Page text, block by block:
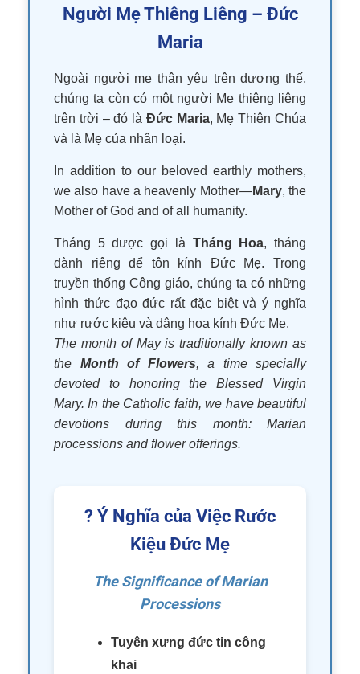
Người Mẹ Thiêng Liêng – Đức
Maria
Ngoài người mẹ thân yêu trên dương thế,
chúng ta còn có một người Mẹ thiêng liêng
trên trời – đó là Đức Maria, Mẹ Thiên Chúa
và là Mẹ của nhân loại.
In addition to our beloved earthly mothers,
we also have a heavenly Mother—Mary, the
Mother of God and of all humanity.
Tháng 5 được gọi là Tháng Hoa, tháng
dành riêng để tôn kính Đức Mẹ. Trong
truyền thống Công giáo, chúng ta có những
hình thức đạo đức rất đặc biệt và ý nghĩa
như rước kiệu và dâng hoa kính Đức Mẹ.
The month of May is traditionally known as
the Month of Flowers, a time specially
devoted to honoring the Blessed Virgin
Mary. In the Catholic faith, we have beautiful
devotions during this month: Marian
processions and flower offerings.
? Ý Nghĩa của Việc Rước
Kiệu Đức Mẹ
The Significance of Marian
Processions
Tuyên xưng đức tin công
khai